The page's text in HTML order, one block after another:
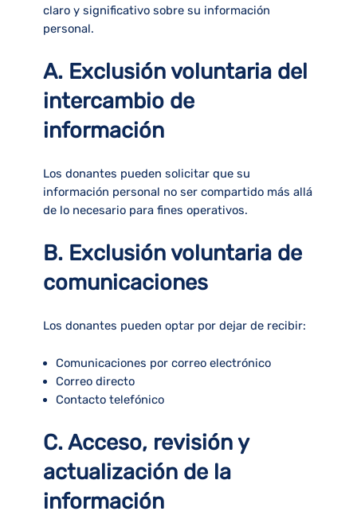
claro y significativo sobre su información
personal.
A. Exclusión voluntaria del
intercambio de
información
Los donantes pueden solicitar que su
información personal no ser compartido más allá
de lo necesario para fines operativos.
B. Exclusión voluntaria de
comunicaciones
Los donantes pueden optar por dejar de recibir:
Comunicaciones por correo electrónico
Correo directo
Contacto telefónico
C. Acceso, revisión y
actualización de la
información